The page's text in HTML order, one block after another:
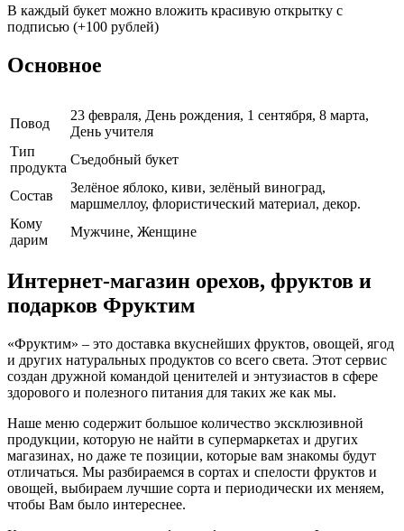
В каждый букет можно вложить красивую открытку с
подписью (+100 рублей)
Основное
Повод
23 февраля, День рождения, 1 сентября, 8 марта,
День учителя
Тип
продукта
Съедобный букет
Cостав
Зелёное яблоко, киви, зелёный виноград,
маршмеллоу, флористический материал, декор.
Кому
дарим
Мужчине, Женщине
Интернет-магазин орехов, фруктов и
подарков Фруктим
«Фруктим» – это доставка вкуснейших фруктов, овощей, ягод
и других натуральных продуктов со всего света. Этот сервис
создан дружной командой ценителей и энтузиастов в сфере
здорового и полезного питания для таких же как мы.
Наше меню содержит большое количество эксклюзивной
продукции, которую не найти в супермаркетах и других
магазинах, но даже те позиции, которые вам знакомы будут
отличаться. Мы разбираемся в сортах и спелости фруктов и
овощей, выбираем лучшие сорта и периодически их меняем,
чтобы Вам было интереснее.